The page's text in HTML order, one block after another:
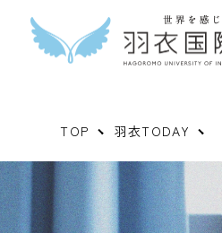
TOP 羽衣TODAY